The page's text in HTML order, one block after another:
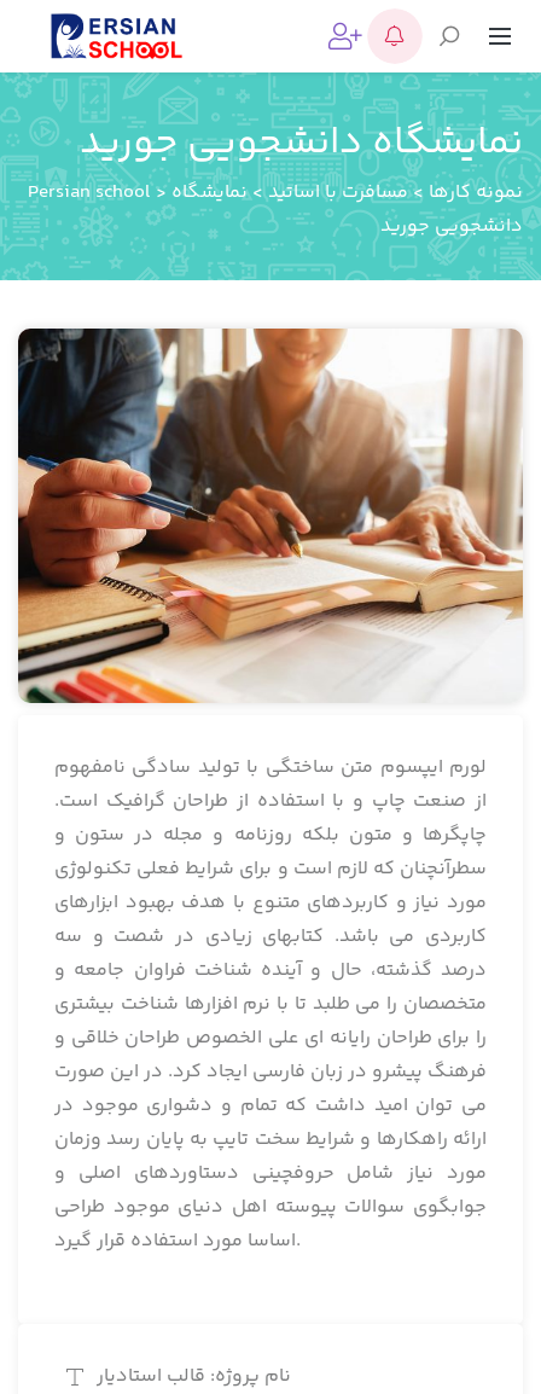
نمایشگاه دانشجویی جورید
Persian school> نمونه کارها >مسافرت با اساتید>نمایشگاه
دانشجویی جورید
لورم ایپسوم متن ساختگی با تولید سادگی نامفهوم
از صنعت چاپ و با استفاده از طراحان گرافیک است.
چاپگرها و متون بلکه روزنامه و مجله در ستون و
سطرآنچنان که لازم است و برای شرایط فعلی تکنولوژی
مورد نیاز و کاربردهای متنوع با هدف بهبود ابزارهای
کاربردی می باشد. کتابهای زیادی در شصت و سه
درصد گذشته، حال و آینده شناخت فراوان جامعه و
متخصصان را می طلبد تا با نرم افزارها شناخت بیشتری
را برای طراحان رایانه ای علی الخصوص طراحان خلاقی و
فرهنگ پیشرو در زبان فارسی ایجاد کرد. در این صورت
می توان امید داشت که تمام و دشواری موجود در
ارائه راهکارها و شرایط سخت تایپ به پایان رسد وزمان
مورد نیاز شامل حروفچینی دستاوردهای اصلی و
جوابگوی سوالات پیوسته اهل دنیای موجود طراحی
اساسا مورد استفاده قرار گیرد.
نام پروژه: قالب استادیار